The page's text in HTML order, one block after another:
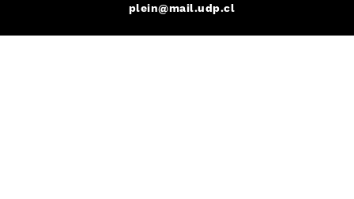
plein@mail.udp.cl